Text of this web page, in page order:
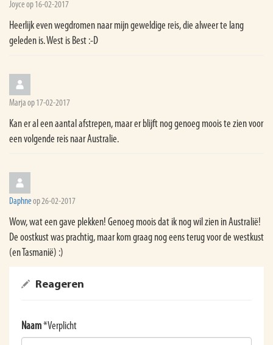
Joyce op 16-02-2017
Heerlijk even wegdromen naar mijn geweldige reis, die alweer te lang
geleden is. West is Best :-D
Marja op 17-02-2017
Kan er al een aantal afstrepen, maar er blijft nog genoeg moois te zien voor
een volgende reis naar Australie.
Daphne op 26-02-2017
Wow, wat een gave plekken! Genoeg moois dat ik nog wil zien in Australië!
De oostkust was prachtig, maar kom graag nog eens terug voor de westkust
(en Tasmanië) :)
Reageren
Naam*Verplicht